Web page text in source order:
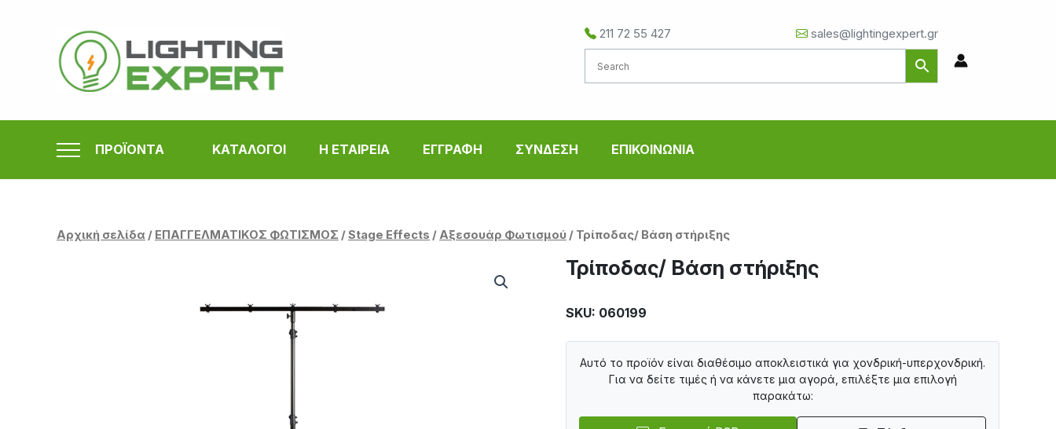
περιεχόμενο
211 72 55 427 sales@lightingexpert.gr
ΠΡΟΪΟΝΤΑ ΚΑΤΑΛΟΓΟΙ Η ΕΤΑΙΡΕΙΑ ΕΓΓΡΑΦΗ ΣΥΝΔΕΣΗ ΕΠΙΚΟΙΝΩΝΙΑ
Αρχική σελίδα / ΕΠΑΓΓΕΛΜΑΤΙΚΟΣ ΦΩΤΙΣΜΟΣ /Stage Effects / Αξεσουάρ Φωτισμού / Τρίποδας/ Βάση στήριξης
Τρίποδας/ Βάση στήριξης
SKU: 060199
Αυτό το προϊόν είναι διαθέσιμο αποκλειστικά για χονδρική-υπερχονδρική.
Για να δείτε τιμές ή να κάνετε μια αγορά, επιλέξτε μια επιλογή
παρακάτω: